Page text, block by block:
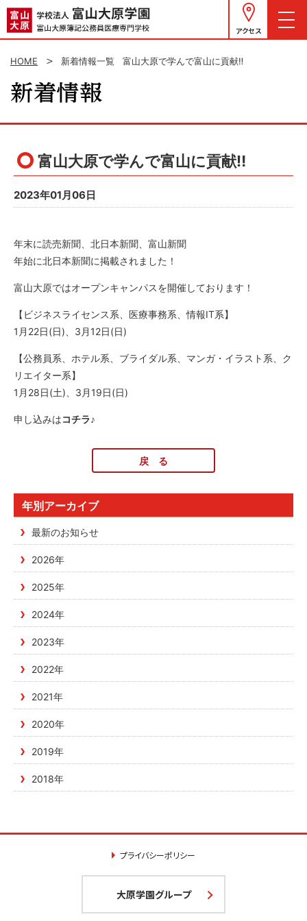
アクセス
HOME 新着情報一覧 富山大原で学んで富山に貢献‼
富山大原で学んで富山に貢献‼
2023年01月06日
年末に読売新聞、北日本新聞、富山新聞
年始に北日本新聞に掲載されました！
富山大原ではオープンキャンパスを開催しております！
【ビジネスライセンス系、医療事務系、情報IT系】
1月22日(日)、3月12日(日)
【公務員系、ホテル系、ブライダル系、マンガ・イラスト系、ク
リエイター系】
1月28日(土)、3月19日(日)
申し込みはコチラ♪
戻 る
年別アーカイブ
最新のお知らせ
2026年
2025年
2024年
2023年
2022年
2021年
2020年
2019年
2018年
プライバシーポリシー
大原学園グループ